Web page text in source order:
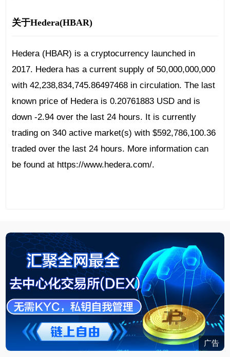
关于Hedera(HBAR)
Hedera (HBAR) is a cryptocurrency launched in
2017. Hedera has a current supply of 50,000,000,000
with 42,238,834,745.86497468 in circulation. The last
known price of Hedera is 0.20761883 USD and is
down -2.94 over the last 24 hours. It is currently
trading on 340 active market(s) with $592,786,100.36
traded over the last 24 hours. More information can
be found at https://www.hedera.com/.
广告